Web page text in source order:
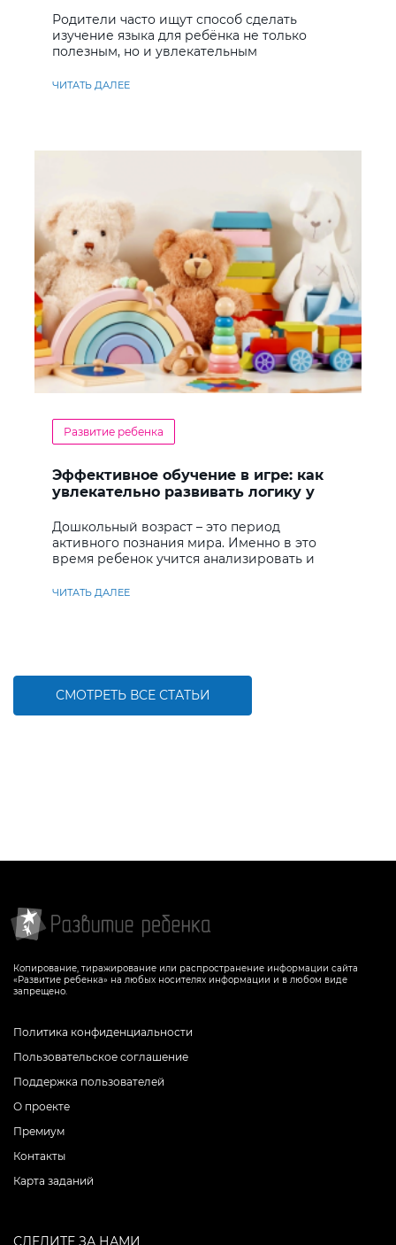
Родители часто ищут способ сделать
изучение языка для ребёнка не только
полезным, но и увлекательным
ЧИТАТЬ ДАЛЕЕ
Развитие ребенка
Эффективное обучение в игре: как
увлекательно развивать логику у
Дошкольный возраст – это период
активного познания мира. Именно в это
время ребенок учится анализировать и
ЧИТАТЬ ДАЛЕЕ
СМОТРЕТЬ ВСЕ СТАТЬИ
Копирование, тиражирование или распространение информации сайта
«Развитие ребенка» на любых носителях информации и в любом виде
запрещено.
Политика конфиденциальности
Пользовательское соглашение
Поддержка пользователей
О проекте
Премиум
Контакты
Карта заданий
СЛЕДИТЕ ЗА НАМИ